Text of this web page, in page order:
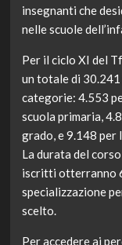
insegnanti che
nelle scuole
Per il ciclo XI del
un totale di
categorie: 4.553
scuola primaria,
grado, e 9.148 per
La durata del
iscritti otterranno
specializzazione
scelto.
Per accedere ai